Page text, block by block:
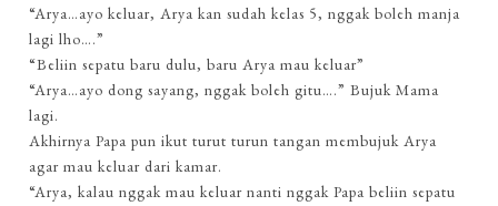
“Arya…ayo keluar, Arya kan sudah kelas 5, nggak boleh manja
lagi lho….”
“Beliin sepatu baru dulu, baru Arya mau keluar”
“Arya…ayo dong sayang, nggak boleh gitu….” Bujuk Mama
lagi.
Akhirnya Papa pun ikut turut turun tangan membujuk Arya
agar mau keluar dari kamar.
“Arya, kalau nggak mau keluar nanti nggak Papa beliin sepatu